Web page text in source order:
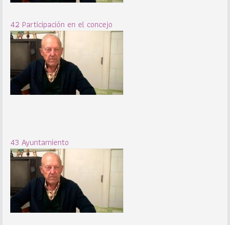
42 Participación en el concejo
43 Ayuntamiento